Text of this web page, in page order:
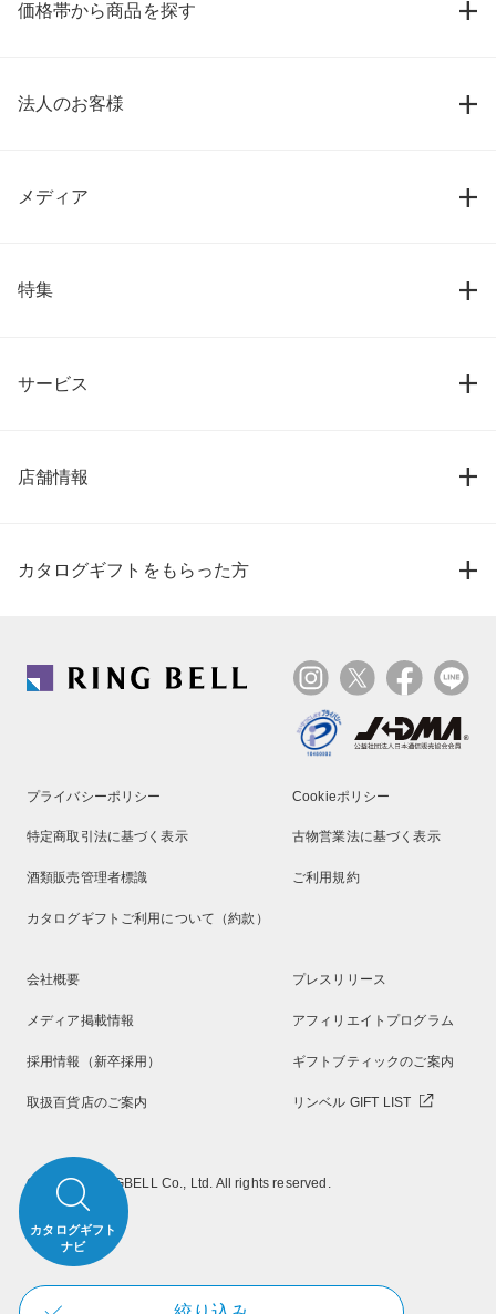
価格帯から商品を探す
法人のお客様
メディア
特集
サービス
店舗情報
カタログギフトをもらった方
プライバシーポリシー Cookieポリシー
特定商取引法に基づく表示 古物営業法に基づく表示
酒類販売管理者標識 ご利用規約
カタログギフトご利用について（約款）
会社概要 プレスリリース
メディア掲載情報 アフィリエイトプログラム
採用情報（新卒採用） ギフトブティックのご案内
取扱百貨店のご案内 リンベル GIFT LIST
Copyright RINGBELL Co., Ltd. All rights reserved.
カタログギフト
ナビ